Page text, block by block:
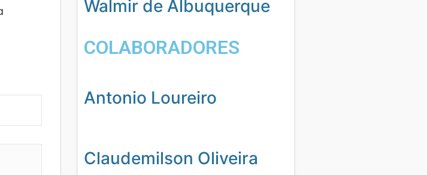
Walmir de Albuquerque
COLABORADORES
Antonio Loureiro
Claudemilson Oliveira